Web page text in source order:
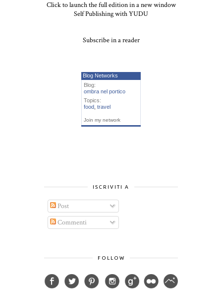
Click to launch the full edition in a new window
Self Publishing with YUDU
Subscribe in a reader
Blog Networks
Blog:
ombra nel portico
Topics:
food travel
Join my network
ISCRIVITI A
Post
Commenti
FOLLOW